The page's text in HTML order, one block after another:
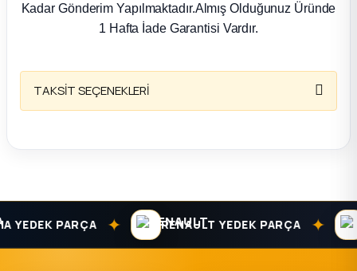
Kadar Gönderim Yapılmaktadır.Almış Olduğunuz Üründe
1 Hafta İade Garantisi Vardır.
TAKSİT SEÇENEKLERİ
PARÇA ✦ RENAULT YEDEK PARÇA ✦